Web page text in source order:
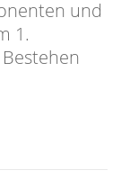
und
1.